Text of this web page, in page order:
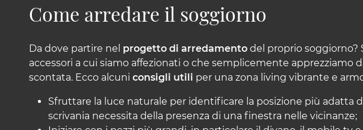
Come arredare il soggiorno
Da dove partire nel progetto di arredamento del proprio soggiorno?
accessori a cui siamo affezionati o che semplicemente
scontata. Ecco alcuni consigli utili per una zona living vibrante e
Sfruttare la luce naturale per identificare la posizione più adatta
scrivania necessita della presenza di una finestra nelle vicinanze;